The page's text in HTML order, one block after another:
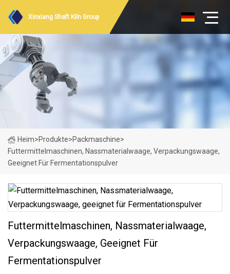
Xinxiang Shaft Kiln Group
Heim>Produkte>Packmaschine>
Futtermittelmaschinen, Nassmaterialwaage, Verpackungswaage,
Geeignet Für Fermentationspulver
Futtermittelmaschinen, Nassmaterialwaage,
Verpackungswaage, Geeignet Für
Fermentationspulver